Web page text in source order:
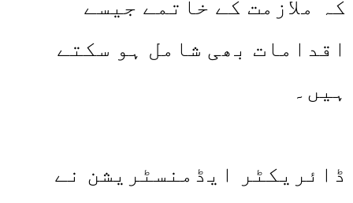
کہ ملازمت کے خاتمے جیسے
اقدامات بھی شامل ہو سکتے
ہیں۔
ڈائریکٹر ایڈمنسٹریشن نے